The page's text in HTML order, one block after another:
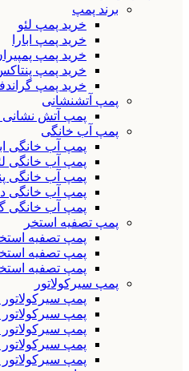
برند پمپ
خرید پمپ لئو
خرید پمپ ابارا
خرید پمپ
خرید پمپ
خرید پمپ
پمپ آتشنشانی
پمپ آتش نشانی
پمپ آب خانگی
پمپ آب خانگی
پمپ آب خانگی
پمپ آب خانگی
پمپ آب خانگی
پمپ آب خانگی
پمپ تصفیه استخر
پمپ تصفیه
پمپ تصفیه
پمپ تصفیه
پمپ سیرکولاتور
پمپ
پمپ
پمپ
پمپ
پمپ سیرکولاتور